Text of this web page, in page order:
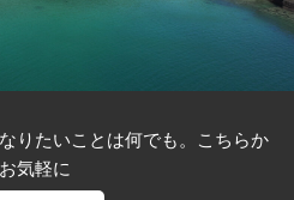
りたいことは何でも。こちらか
気軽に